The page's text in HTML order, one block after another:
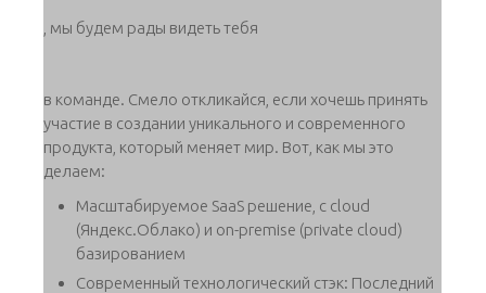
, мы будем рады видеть тебя
в команде. Смело откликайся, если хочешь принять
участие в создании уникального и современного
продукта, который меняет мир. Вот, как мы это
делаем:
Масштабируемое SaaS решение, с cloud
(Яндекс.Облако) и on-premise (private cloud)
базированием
Современный технологический стэк: Последний